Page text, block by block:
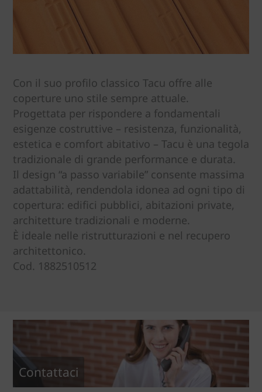
Con il suo profilo classico Tacu offre alle
coperture uno stile sempre attuale.
Progettata per rispondere a fondamentali
esigenze costruttive – resistenza, funzionalità,
estetica e comfort abitativo – Tacu è una tegola
tradizionale di grande performance e durata.
Il design “a passo variabile” consente massima
adattabilità, rendendola idonea ad ogni tipo di
copertura: edifici pubblici, abitazioni private,
architetture tradizionali e moderne.
È ideale nelle ristrutturazioni e nel recupero
architettonico.
Cod. 1882510512
Contattaci